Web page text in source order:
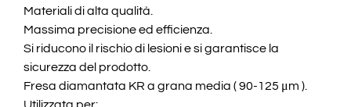
Materiali di alta qualità.
Massima precisione ed efficienza.
Si riducono il rischio di lesioni e si garantisce la
sicurezza del prodotto.
Fresa diamantata KR a grana media ( 90-125 μm ).